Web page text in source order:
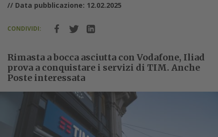
// Data pubblicazione: 12.02.2025
CONDIVIDI:
Rimasta a bocca asciutta con Vodafone, Iliad
prova a conquistare i servizi di TIM. Anche
Poste interessata